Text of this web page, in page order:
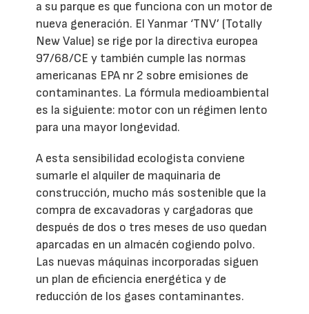
a su parque es que funciona con un motor de
nueva generación. El Yanmar ‘TNV’ (Totally
New Value) se rige por la directiva europea
97/68/CE y también cumple las normas
americanas EPA nr 2 sobre emisiones de
contaminantes. La fórmula medioambiental
es la siguiente: motor con un régimen lento
para una mayor longevidad.
A esta sensibilidad ecologista conviene
sumarle el alquiler de maquinaria de
construcción, mucho más sostenible que la
compra de excavadoras y cargadoras que
después de dos o tres meses de uso quedan
aparcadas en un almacén cogiendo polvo.
Las nuevas máquinas incorporadas siguen
un plan de eficiencia energética y de
reducción de los gases contaminantes.